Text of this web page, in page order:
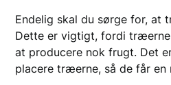
Endelig skal du sørge for, at
Dette er vigtigt, fordi
at producere nok frugt. Det
placere træerne, så de får en